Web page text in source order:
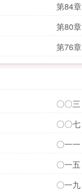
第84
第80
第76
〇〇
〇〇
〇一
〇一
〇一